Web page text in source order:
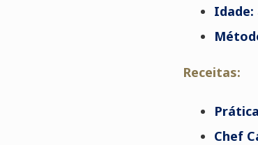
Idade:
Receitas:
Chef